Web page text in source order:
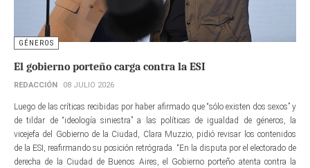
GÉNEROS
El gobierno porteño carga contra la ESI
REDACCIÓN 08 JULIO 2026
Luego de las críticas recibidas por haber afirmado que “sólo existen dos sexos” y
de tildar de “ideología siniestra” a las políticas de igualdad de géneros, la
vicejefa del Gobierno de la Ciudad, Clara Muzzio, pidió revisar los contenidos
de la ESI, reafirmando su posición retrógrada. “En la disputa por el electorado de
derecha de la Ciudad de Buenos Aires, el Gobierno porteño atenta contra la